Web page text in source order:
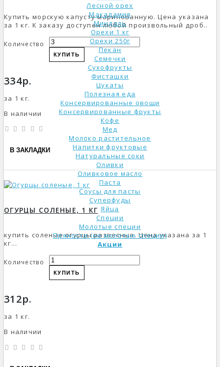
Лесной орех
Макадамия
Миндаль
Орехи 1 кг
Орехи 250г
Пекан
Семечки
Сухофрукты
Фисташки
Цукаты
Полезная еда
Консервированные овощи
Консервированные фрукты
Кофе
Мед
Молоко растительное
Напитки фруктовые
Натуральные соки
Оливки
Оливковое масло
Паста
Соусы для пасты
Суперфуды
Яйца
Специи
Молотые специи
Пряности (не молотые специи)
Акции
Купить морскую капусту маринованную. Цена указана
за 1 кг. К заказу доступен любой произвольный дроб..
Количество
КУПИТЬ
334р.
за 1 кг.
В наличии
В ЗАКЛАДКИ
ОГУРЦЫ СОЛЕНЫЕ, 1 КГ
купить соленые огурцы развесные. Цена указана за 1
кг...
Количество
КУПИТЬ
312р.
за 1 кг.
В наличии